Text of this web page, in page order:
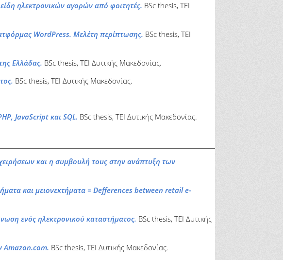
ηλεκτρονικών αγορών από φοιτητές. BSc thesis, ΤΕΙ
WordPress. Μελέτη περίπτωσης. BSc thesis, ΤΕΙ
Ελλάδας. BSc thesis, ΤΕΙ Δυτικής Μακεδονίας.
BSc thesis, ΤΕΙ Δυτικής Μακεδονίας.
JavaScript και SQL. BSc thesis, ΤΕΙ Δυτικής Μακεδονίας.
και η συμβουλή τους στην ανάπτυξη των
και μειονεκτήματα = Defferences between retail e-
ενός ηλεκτρονικού καταστήματος. BSc thesis, ΤΕΙ Δυτικής
Amazon.com. BSc thesis, ΤΕΙ Δυτικής Μακεδονίας.